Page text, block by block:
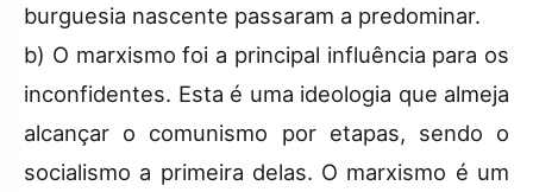
burguesia nascente passaram a predominar.
b) O marxismo foi a principal influência para os
inconfidentes. Esta é uma ideologia que almeja
alcançar o comunismo por etapas, sendo o
socialismo a primeira delas. O marxismo é um